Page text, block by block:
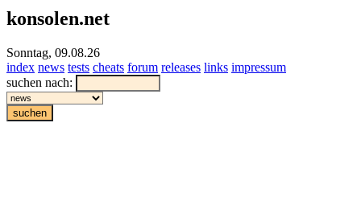
konsolen.net
Sonntag, 09.08.26
index news tests cheats forum releases links impressum
suchen nach: